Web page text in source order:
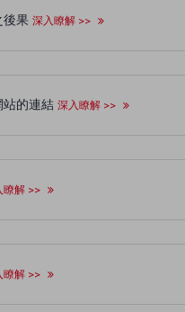
後果 深入瞭解 >>
的連結 深入瞭解 >>
瞭解 >>
瞭解 >>